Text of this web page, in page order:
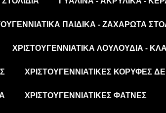
ΠΑΙΔΙΚΆ - ΖΑΧΑΡΩΤΆ
ΧΡΙΣΤΟΥΓΕΝΝΙΆΤΙΚΑ ΛΟΥΛΟΎΔΙΑ -
ΧΡΙΣΤΟΥΓΕΝΝΙΆΤΙΚΕΣ ΚΟΡΥΦΈΣ
ΧΡΙΣΤΟΥΓΕΝΝΙΆΤΙΚΕΣ ΦΆΤΝΕΣ